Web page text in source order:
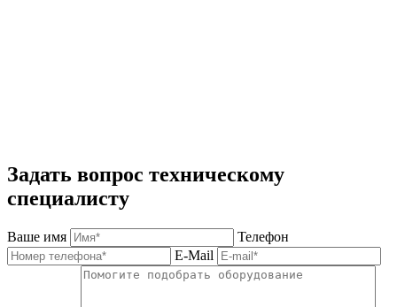
Задать вопрос техническому
специалисту
Ваше имя
Телефон
E-Mail